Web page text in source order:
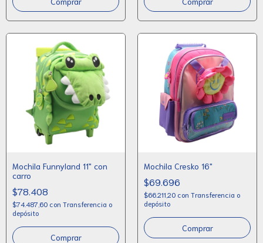
Mochila Funnyland 11" con
carro
$78.408
$74.487,60 con Transferencia o
depósito
Comprar
Mochila Cresko 16"
$69.696
$66.211,20 con Transferencia o
depósito
Comprar